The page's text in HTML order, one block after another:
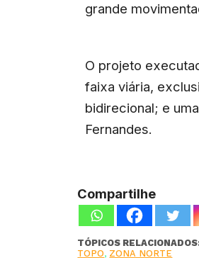
grande
O projeto
faixa viária,
bidirecional; e
Fernandes.
Compartilhe
TÓPICOS
TOPO, ZONA NORTE